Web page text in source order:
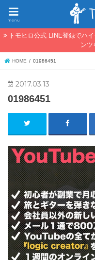
menu
トモヒロ公式 LINE登録でハ
ンツ
HOME 01986451
2017.03.13
01986451